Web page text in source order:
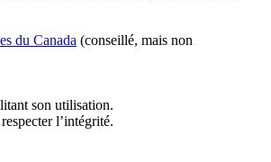
du Canada (conseillé, mais non
son utilisation.
l’intégrité.